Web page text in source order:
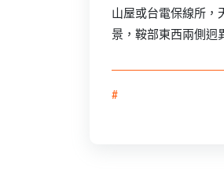
山屋或台電保線所，
景，鞍部東西兩側迥
#